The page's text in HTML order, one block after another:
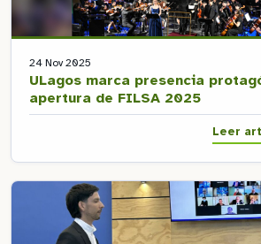
24 Nov 2025
ULagos marca presencia
apertura de FILSA 2025
Leer